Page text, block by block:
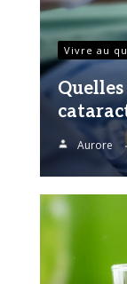
Vivre au
Aurore